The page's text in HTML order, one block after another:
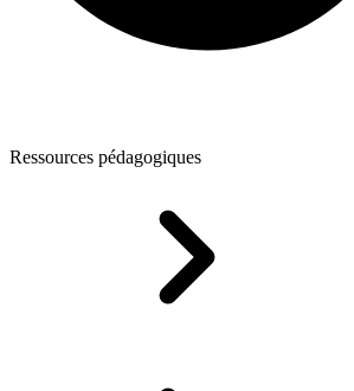
Ressources pédagogiques